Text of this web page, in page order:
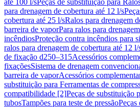
até 100 l/sPeças de substituição para
para drenagem de cobertura até 12 l/s
cobertura até 25 l/sRalos para drenagem
barreira de vaporPara ralos para
incêndiosProteção contra incêndios para
ralos para drenagem de cobertura até 12 l/
de fixação d250–315Acessórios
fixaçõesSistema de drenagem
barreira de vaporAcessórios
substituição para Ferramentas de
compatibilidade [2]Peças de substituição
tubosTampões para teste de pressãoPeças